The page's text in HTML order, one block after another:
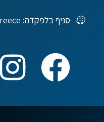
סניף בלפקדה: Ioannou Mela 6 , Lefkáda, Greece